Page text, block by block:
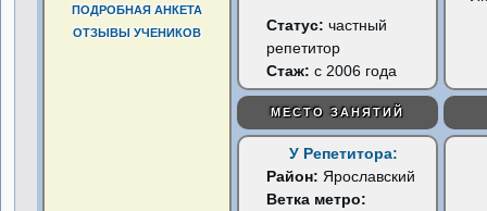
ПОДРОБНАЯ АНКЕТА
ОТЗЫВЫ УЧЕНИКОВ
Статус:частный
репетитор
Стаж: с 2006 года
МЕСТО ЗАНЯТИЙ
У Репетитора:
Район: Ярославский
Ветка метро: